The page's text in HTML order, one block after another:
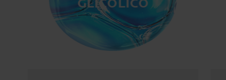
GLICÓLICO